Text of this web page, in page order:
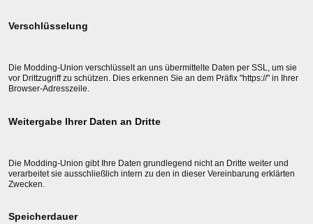
Verschlüsselung
Die Modding-Union verschlüsselt an uns übermittelte Daten per SSL, um sie
vor Drittzugriff zu schützen. Dies erkennen Sie an dem Präfix "https://" in Ihrer
Browser-Adresszeile.
Weitergabe Ihrer Daten an Dritte
Die Modding-Union gibt Ihre Daten grundlegend nicht an Dritte weiter und
verarbeitet sie ausschließlich intern zu den in dieser Vereinbarung erklärten
Zwecken.
Speicherdauer